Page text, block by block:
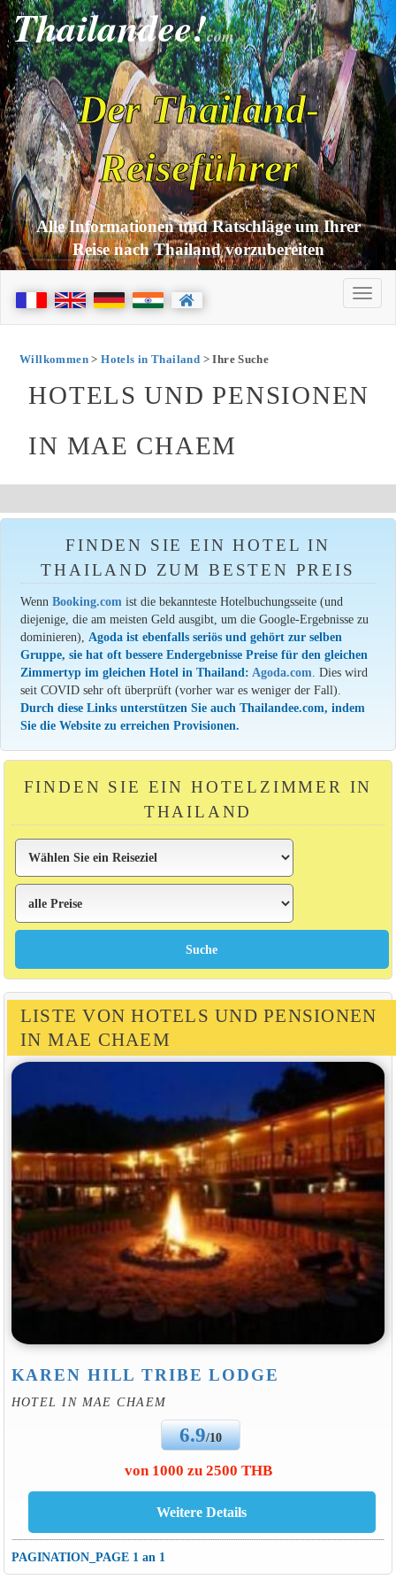
Thailandee!com
Der Thailand-
Reiseführer
Alle Informationen und Ratschläge um Ihrer
Reise nach Thailand vorzubereiten
Willkommen>Hotels in Thailand > Ihre Suche
HOTELS UND PENSIONEN
IN MAE CHAEM
FINDEN SIE EIN HOTEL IN
THAILAND ZUM BESTEN PREIS
WennBooking.comist die bekannteste Hotelbuchungsseite (und
diejenige, die am meisten Geld ausgibt, um die Google-Ergebnisse zu
dominieren),Agoda ist ebenfalls seriös und gehört zur selben
Gruppe, sie hat oft bessere Endergebnisse Preise für den gleichen
Zimmertyp im gleichen Hotel in Thailand:Agoda.com. Dies wird
seit COVID sehr oft überprüft (vorher war es weniger der Fall).
Durch diese Links unterstützen Sie auch Thailandee.com, indem
Sie die Website zu erreichen Provisionen.
FINDEN SIE EIN HOTELZIMMER IN
THAILAND
LISTE VON HOTELS UND PENSIONEN
IN MAE CHAEM
KAREN HILL TRIBE LODGE
HOTEL IN MAE CHAEM
6.9/10
von 1000 zu 2500 THB
PAGINATION_PAGE 1 an 1